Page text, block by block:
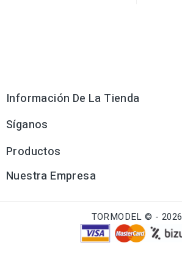
Información De La Tienda
Síganos
Productos
Nuestra Empresa
TORMODEL © - 2026